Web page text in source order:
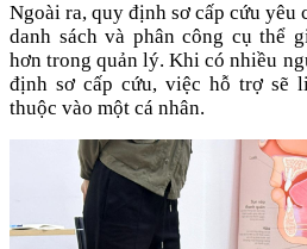
Ngoài ra, quy định sơ cấp cứu yêu
danh sách và phân công cụ thể
hơn trong quản lý. Khi có nhiều
định sơ cấp cứu, việc hỗ trợ sẽ
thuộc vào một cá nhân.